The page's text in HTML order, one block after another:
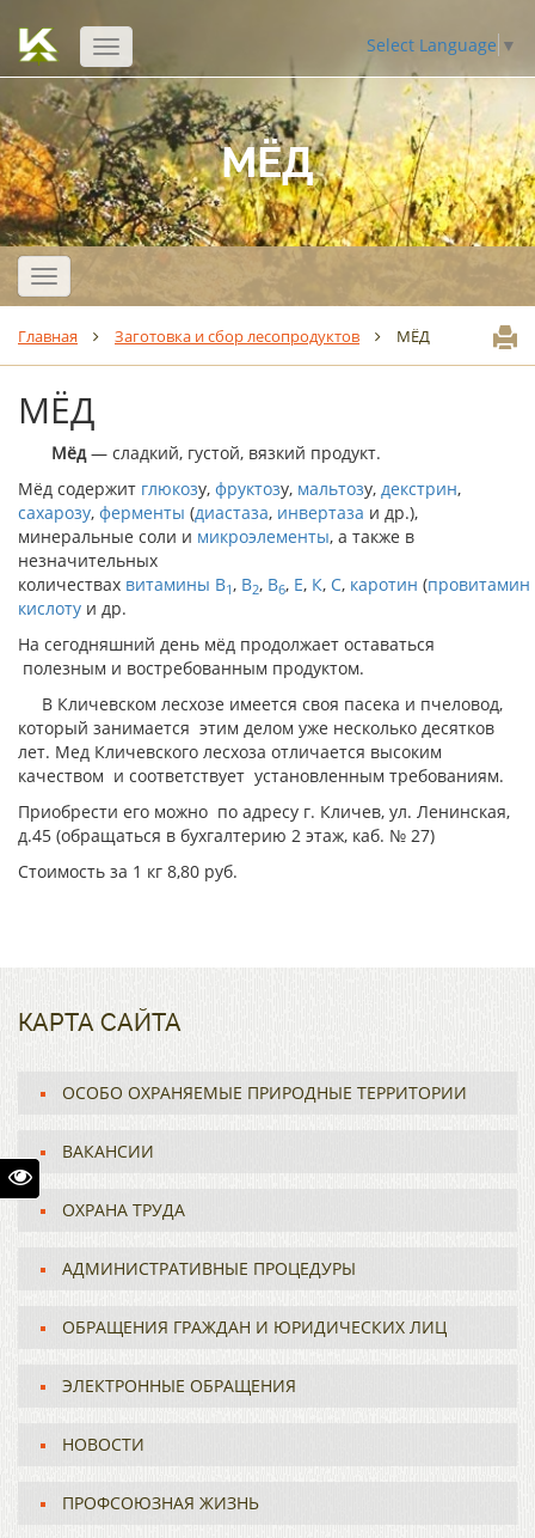
Открыть
навигацию
Select Language ▼
МЁД
Открыть
навигацию
Главная Заготовка и сбор лесопродуктов МЁД
МЁД
Мёд— сладкий, густой, вязкий продукт.
Мёд содержит глюкозу, фруктозу, мальтозу, декстрин,
сахарозу, ферменты (диастаза, инвертаза и др.),
минеральные соли и микроэлементы, а также в
незначительных
количествах витамины В1, В2, В6, Е, К, С, каротин (провитамин
кислоту и др.
На сегодняшний день мёд продолжает оставаться
полезным и востребованным продуктом.
В Кличевском лесхозе имеется своя пасека и пчеловод,
который занимается этим делом уже несколько десятков
лет. Мед Кличевского лесхоза отличается высоким
качеством и соответствует установленным требованиям.
Приобрести его можно по адресу г. Кличев, ул. Ленинская,
д.45 (обращаться в бухгалтерию 2 этаж, каб. № 27)
Стоимость за 1 кг 8,80 руб.
КАРТА САЙТА
ОСОБО ОХРАНЯЕМЫЕ ПРИРОДНЫЕ ТЕРРИТОРИИ
ВАКАНСИИ
ОХРАНА ТРУДА
АДМИНИСТРАТИВНЫЕ ПРОЦЕДУРЫ
ОБРАЩЕНИЯ ГРАЖДАН И ЮРИДИЧЕСКИХ ЛИЦ
ЭЛЕКТРОННЫЕ ОБРАЩЕНИЯ
НОВОСТИ
ПРОФСОЮЗНАЯ ЖИЗНЬ